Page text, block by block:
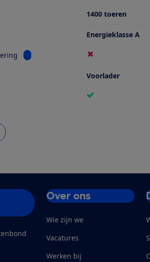
Toerental 1400 toeren
voor Energieklasse Energieklasse A
Bekijk informatie voor Automatische
Voorlader
voor Bediening via app
Over ons
Wie zijn we
Vacatures
Werken bij